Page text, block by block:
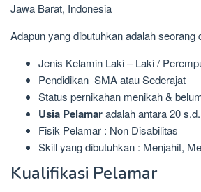
Jawa Barat, Indonesia
Adapun yang dibutuhkan adalah seorang
Jenis Kelamin Laki – Laki /
Pendidikan SMA atau Sederajat
Status pernikahan menikah &
Usia Pelamaradalah antara 20
Fisik Pelamar : Non Disabilitas
Skill yang dibutuhkan : Menjahit,
Kualifikasi Pelamar